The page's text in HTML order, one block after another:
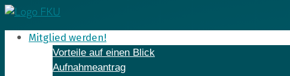
Skip
to
contentMitglied werden!
Vorteile auf einen Blick
Aufnahmeantrag